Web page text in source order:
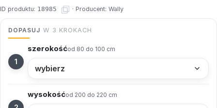
ID produktu: 18985 · Producent: Wally
DOPASUJ W 3 KROKACH
szerokośćod 80 do 100 cm
wysokośćod 200 do 220 cm